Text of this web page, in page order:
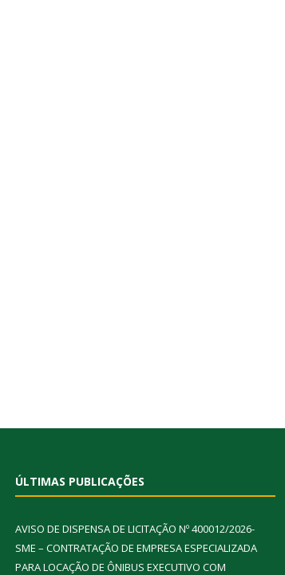
ÚLTIMAS PUBLICAÇÕES
AVISO DE DISPENSA DE LICITAÇÃO Nº 400012/2026-
SME – CONTRATAÇÃO DE EMPRESA ESPECIALIZADA
PARA LOCAÇÃO DE ÔNIBUS EXECUTIVO COM